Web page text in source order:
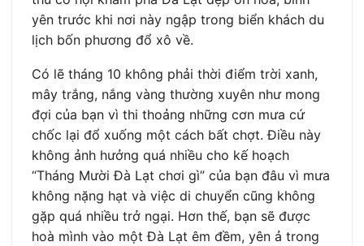
yên trước khi nơi này ngập trong biển khách du
lịch bốn phương đổ xô về.
Có lẽ tháng 10 không phải thời điểm trời xanh,
mây trắng, nắng vàng thường xuyên như mong
đợi của bạn vì thi thoảng những cơn mưa cứ
chốc lại đổ xuống một cách bất chợt. Điều này
không ảnh hưởng quá nhiều cho kế hoạch
“Tháng Mười Đà Lạt chơi gì” của bạn đâu vì mưa
không nặng hạt và việc di chuyển cũng không
gặp quá nhiều trở ngại. Hơn thế, bạn sẽ được
hoà mình vào một Đà Lạt êm đềm, yên ả trong